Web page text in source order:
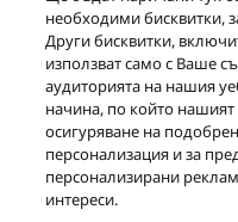
Истински безжични
необходими бисквитки,
Други бисквитки,
използват само с Ваше
аудиторията на нашия
начина, по който нашият
осигуряване на
персонализация и за
персонализирани
интереси.